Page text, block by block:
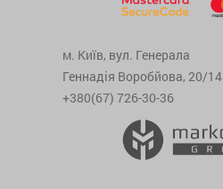
м. Київ, вул. Генерала
Геннадія Воробйова, 20/14
+380(67) 726-30-36